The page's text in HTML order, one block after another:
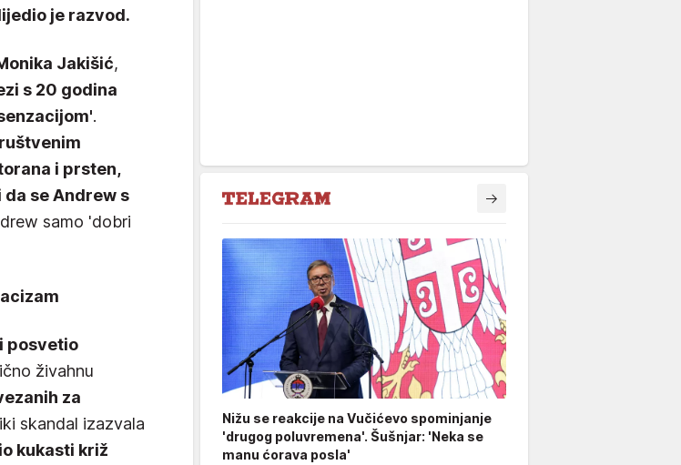
je razvod.
Jakišić,
s 20 godina
.
i prsten,
se Andrew s
samo 'dobri
posvetio
živahnu
za
skandal izazvala
kukasti križ
Nižu se reakcije na Vučićevo spominjanje
'drugog poluvremena'. Šušnjar: 'Neka se
manu ćorava posla'